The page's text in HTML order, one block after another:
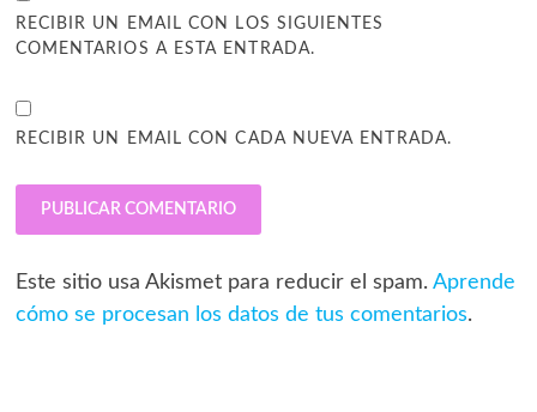
RECIBIR UN EMAIL CON LOS SIGUIENTES
COMENTARIOS A ESTA ENTRADA.
RECIBIR UN EMAIL CON CADA NUEVA ENTRADA.
Este sitio usa Akismet para reducir el spam. Aprende
cómo se procesan los datos de tus comentarios.